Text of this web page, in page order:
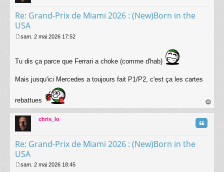
Re: Grand-Prix de Miami 2026 : (New)Born in the
USA
s
g
sam. 2 mai 2026 17:52
Tu dis ça parce que Ferrari a choke (comme d'hab)
Mais jusqu'ici Mercedes a toujours fait P1/P2, c'est ça les cartes
rebattues
au
chris_lo
Re: Grand-Prix de Miami 2026 : (New)Born in the
USA
Citation
sam. 2 mai 2026 18:45